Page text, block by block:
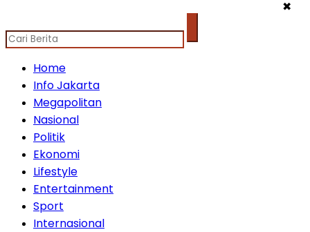
✖
Home
Info Jakarta
Megapolitan
Nasional
Politik
Ekonomi
Lifestyle
Entertainment
Sport
Internasional